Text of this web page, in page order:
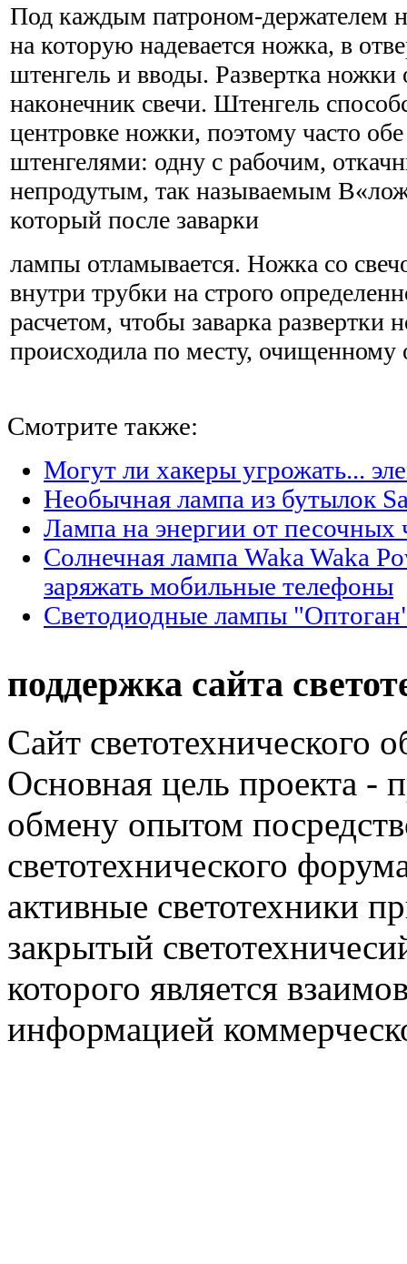
Под каждым патроном-держателем
на которую надевается ножка, в
штенгель и вводы. Развертка ножки
наконечник свечи. Штенгель
центровке ножки, поэтому часто
штенгелями: одну с рабочим,
непродутым, так называемым
который после заварки
лампы отламывается. Ножка со
внутри трубки на строго
расчетом, чтобы заварка развертки
происходила по месту,
Смотрите также:
Могут ли хакеры угрожать...
Необычная лампа из бутылок
Лампа на энергии от песочных
Солнечная лампа Waka Waka
заряжать мобильные телефоны
Светодиодные лампы
поддержка сайта
Сайт светотехнического
Основная цель проекта -
обмену опытом
светотехнического
активные светотехники
закрытый
которого является
информацией